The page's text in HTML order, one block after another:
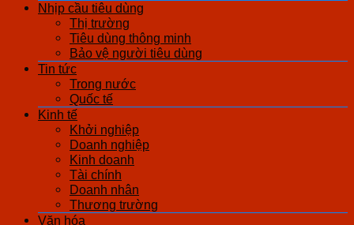
Nhịp cầu tiêu dùng
Thị trường
Tiêu dùng thông minh
Bảo vệ người tiêu dùng
Tin tức
Trong nước
Quốc tế
Kinh tế
Khởi nghiệp
Doanh nghiệp
Kinh doanh
Tài chính
Doanh nhân
Thương trường
Văn hóa